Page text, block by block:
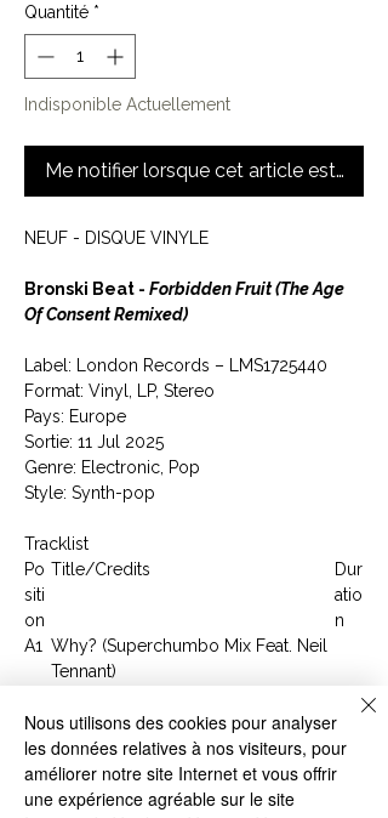
Quantité *
Indisponible Actuellement
Me notifier lorsque cet article est
NEUF - DISQUE VINYLE
Bronski Beat - Forbidden Fruit (The Age
Of Consent Remixed)
Label: London Records ‎– LMS1725440
Format: Vinyl, LP, Stereo
Pays: Europe
Sortie: 11 Jul 2025
Genre: Electronic, Pop
Style: Synth-pop
Tracklist
Po
siti
on
Title/Credits
Dur
atio
n
A1 Why? (Superchumbo Mix Feat. Neil
Tennant)
Knocks Feat. Perfume Genius -
Extended Mix)
A3 Junk (An Electrogenetic Remix By
Gareth Jones)
Nous utilisons des cookies pour analyser
les données relatives à nos visiteurs, pour
améliorer notre site Internet et vous offrir
une expérience agréable sur le site